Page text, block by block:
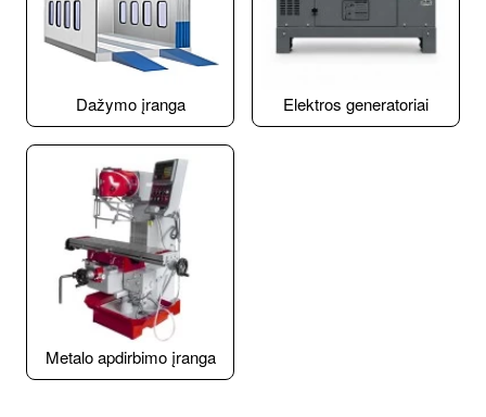
Dažymo įranga Elektros generatoriai
Metalo apdirbimo įranga